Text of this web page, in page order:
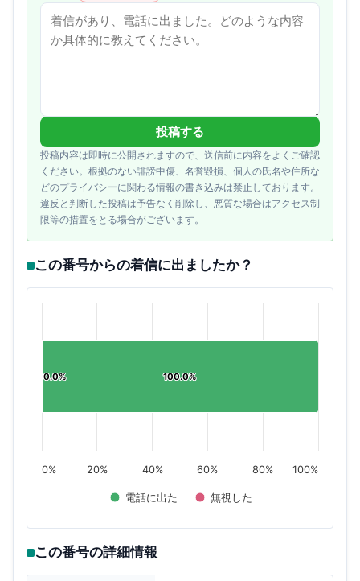
投稿する
投稿内容は即時に公開されますので、送信前に内容をよくご確認
ください。根拠のない誹謗中傷、名誉毀損、個人の氏名や住所な
どのプライバシーに関わる情報の書き込みは禁止しております。
違反と判断した投稿は予告なく削除し、悪質な場合はアクセス制
限等の措置をとる場合がございます。
この番号からの着信に出ましたか？
100.0%
100.0%
0.0%
0.0%
電話に出た 無視した
0% 20% 40% 60% 80% 100%
この番号の詳細情報